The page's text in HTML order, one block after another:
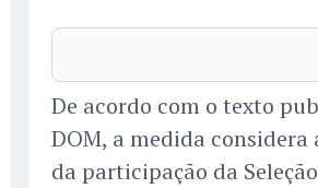
De acordo com o texto
DOM, a medida considera
da participação da